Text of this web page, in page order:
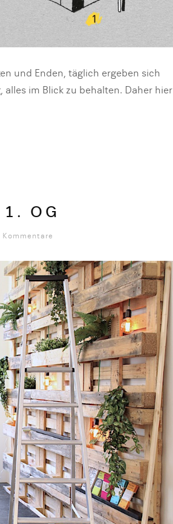
und Enden, täglich ergeben sich
im Blick zu behalten. Daher hier
1. OG
Kommentare